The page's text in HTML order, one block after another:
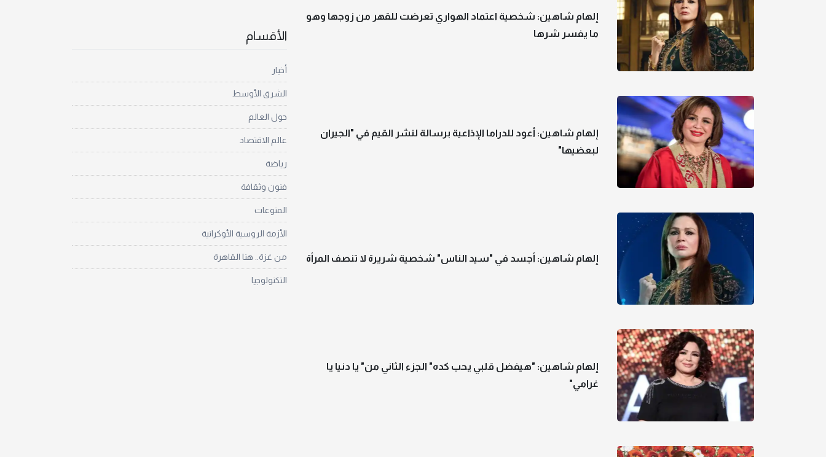
إلهام شاهين: شخصية اعتماد الهواري تعرضت للقهر من زوجها وهو
ما يفسر شرها
إلهام شاهين: أعود للدراما الإذاعية برسالة لنشر القيم في "الجيران
لبعضيها"
إلهام شاهين: أجسد في "سيد الناس" شخصية شريرة لا تنصف المرأة
إلهام شاهين: "هيفضل قلبي يحب كده" الجزء الثاني من" يا دنيا يا
غرامي"
الأقسام
أخبار
الشرق الأوسط
حول العالم
عالم الاقتصاد
رياضة
فنون وثقافة
المنوعات
الأزمة الروسية الأوكرانية
من غزة.. هنا القاهرة
التكنولوجيا